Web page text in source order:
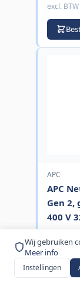
Wij gebruiken
Meer info
Instellingen
excl. BTW
APC
APC
Gen 2,
400 V
MPN:
€
excl. BTW